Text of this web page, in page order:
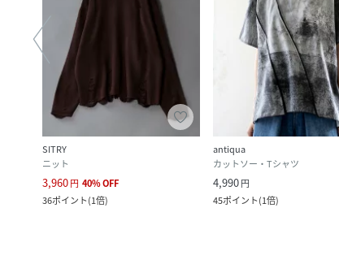
SITRY
ニット
3,960円 40%OFF
36ポイント(1倍)
antiqua
カットソー・Tシャツ
4,990円
45ポイント(1倍)